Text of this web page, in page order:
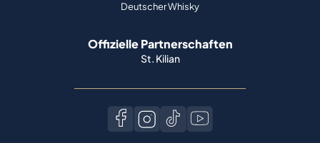
Deutscher Whisky
Offizielle Partnerschaften
St. Kilian